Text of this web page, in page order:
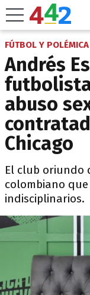
FÚTBOL Y POLÉMICA
Andrés
abuso
Chicago
El club oriundo
colombiano
indisciplinarios.